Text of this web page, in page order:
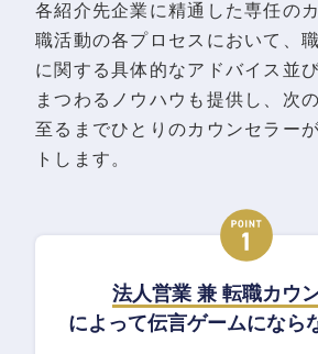
各紹介先企業に精通した専任の
職活動の各プロセスにおいて、
に関する具体的なアドバイス並
まつわるノウハウも提供し、次
至るまでひとりのカウンセラー
トします。
法人営業 兼 転職カウ
によって伝言ゲームになら